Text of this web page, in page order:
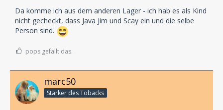
Hörspiele zeichnen sich aus durch verteilte Rollen,
viele Geräusche und Atmosphäre sowie musikalische
Untermalung. Somit werden auch die jungen Hörer in
EUROPA Produkten sind zu finden auf
Da komme ich aus dem anderen Lager - ich hab es als Kind
nicht gecheckt, dass Java Jim und Scay ein und die selbe
Person sind.
pops gefällt das.
marc50
Stärker des Tobacks